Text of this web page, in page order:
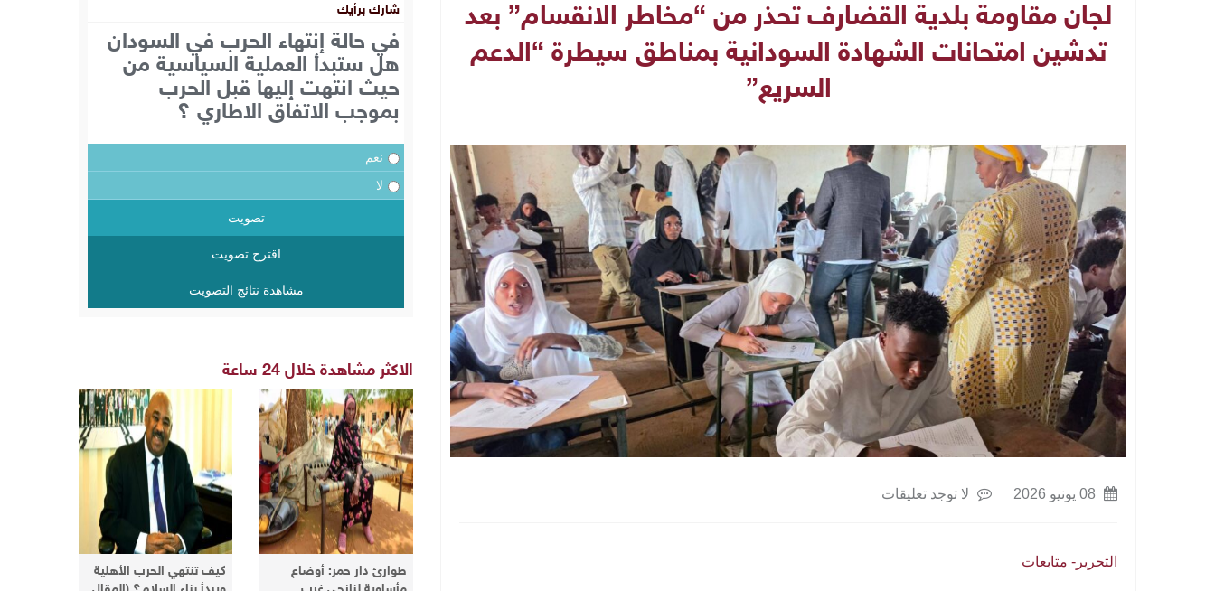
لجان مقاومة بلدية القضارف تحذر من “مخاطر الانقسام” بعد
تدشين امتحانات الشهادة السودانية بمناطق سيطرة “الدعم
السريع”
لا توجد تعليقات
التحرير- متابعات
شارك برأيك
في حالة إنتهاء الحرب في السودان
هل ستبدأ العملية السياسية من
حيث انتهت إليها قبل الحرب
بموجب الاتفاق الاطاري ؟
نعم
لا
تصويت
اقترح تصويت
مشاهدة نتائج التصويت
الاكثر مشاهدة خلال 24 ساعة
طوارئ دار حمر: أوضاع
كيف تنتهي الحرب الأهلية